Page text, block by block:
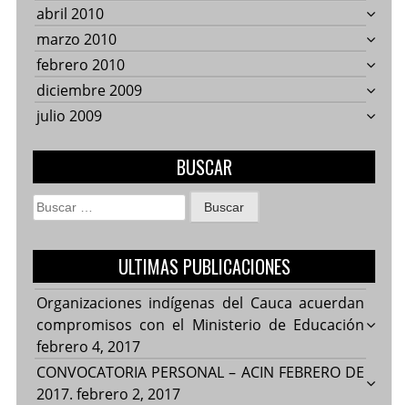
abril 2010
marzo 2010
febrero 2010
diciembre 2009
julio 2009
BUSCAR
Buscar:
ULTIMAS PUBLICACIONES
Organizaciones indígenas del Cauca acuerdan
compromisos con el Ministerio de Educación
febrero 4, 2017
CONVOCATORIA PERSONAL – ACIN FEBRERO DE
2017. febrero 2, 2017